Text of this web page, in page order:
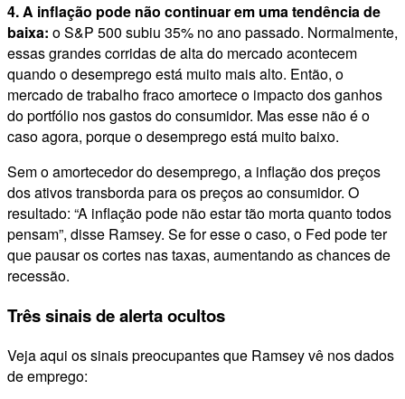
4. A inflação pode não continuar em uma tendência de
baixa: o S&P 500 subiu 35% no ano passado. Normalmente,
essas grandes corridas de alta do mercado acontecem
quando o desemprego está muito mais alto. Então, o
mercado de trabalho fraco amortece o impacto dos ganhos
do portfólio nos gastos do consumidor. Mas esse não é o
caso agora, porque o desemprego está muito baixo.
Sem o amortecedor do desemprego, a inflação dos preços
dos ativos transborda para os preços ao consumidor. O
resultado: “A inflação pode não estar tão morta quanto todos
pensam”, disse Ramsey. Se for esse o caso, o Fed pode ter
que pausar os cortes nas taxas, aumentando as chances de
recessão.
Três sinais de alerta ocultos
Veja aqui os sinais preocupantes que Ramsey vê nos dados
de emprego: